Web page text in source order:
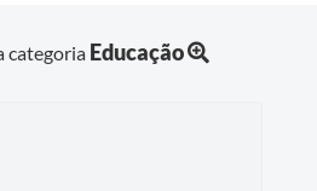
categoria Educação